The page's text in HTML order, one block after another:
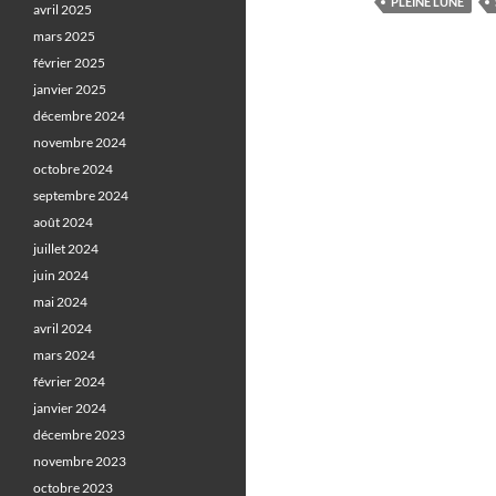
avril 2025
mars 2025
février 2025
janvier 2025
décembre 2024
novembre 2024
octobre 2024
septembre 2024
août 2024
juillet 2024
juin 2024
mai 2024
avril 2024
mars 2024
février 2024
janvier 2024
décembre 2023
novembre 2023
octobre 2023